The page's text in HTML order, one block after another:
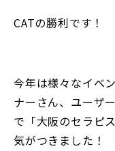
CATの勝利です！
今年は様々なイベ
ナーさん、ユーザ
で「大阪のセラピ
気がつきました！